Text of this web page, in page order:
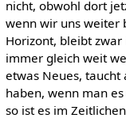
nicht, obwohl dort
wenn wir uns weiter
Horizont, bleibt
immer gleich weit
etwas Neues,
haben, wenn man
so ist es im